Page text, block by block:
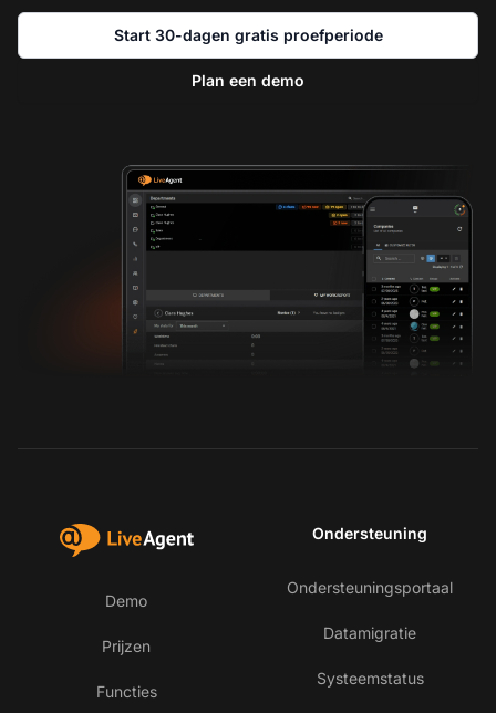
Start 30-dagen gratis proefperiode
Plan een demo
Demo
Prijzen
Functies
Ondersteuning
Ondersteuningsportaal
Datamigratie
Systeemstatus